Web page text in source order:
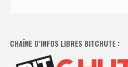
CHAÎNE D’INFOS LIBRES BITCHUTE :